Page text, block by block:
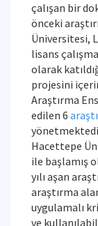
çalışan bir
önceki
Üniversitesi,
lisans
olarak
projesini
Araştırma
edilen 6
Hacettepe
ile başlamış
yılı aşan
araştırma
uygulamalı
ve